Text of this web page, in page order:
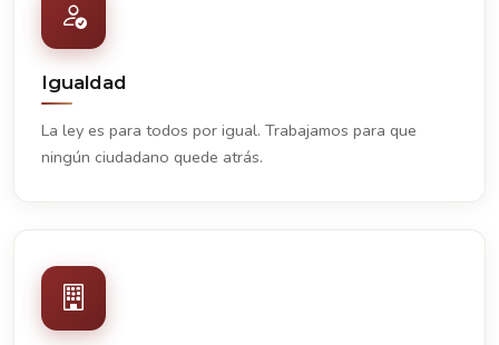
Igualdad
La ley es para todos por igual. Trabajamos para que
ningún ciudadano quede atrás.